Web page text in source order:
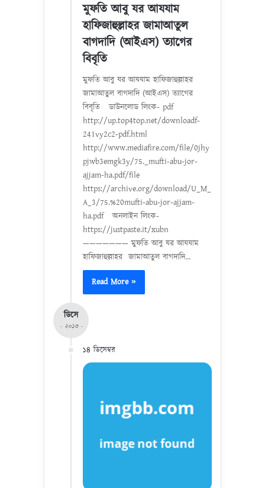
মুফতি আবু যর আযযাম
হাফিজাহুল্লাহর জামাআতুল
বাগদাদি (আইএস) ত্যাগের
বিবৃতি
মুফতি আবু যর আযযাম হাফিজাহুল্লাহর
জামাআতুল বাগদাদি (আইএস) ত্যাগের
বিবৃতি ডাউনলোড লিংক- pdf
http://up.top4top.net/downloadf-
241vy2c2-pdf.html
http://www.mediafire.com/file/0jhy
pjwb3emgk3y/75._mufti-abu-jor-
ajjam-ha.pdf/file
https://archive.org/download/U_M_
A_3/75.%20mufti-abu-jor-ajjam-
ha.pdf অনলাইন লিংক-
https://justpaste.it/xubn
——————— মুফতি আবু যর আযযাম
হাফিজাহুল্লাহর জামাআতুল বাগদাদি…
Read More »
ডিসে
- ২০১৩ -
১৪ ডিসেম্বর